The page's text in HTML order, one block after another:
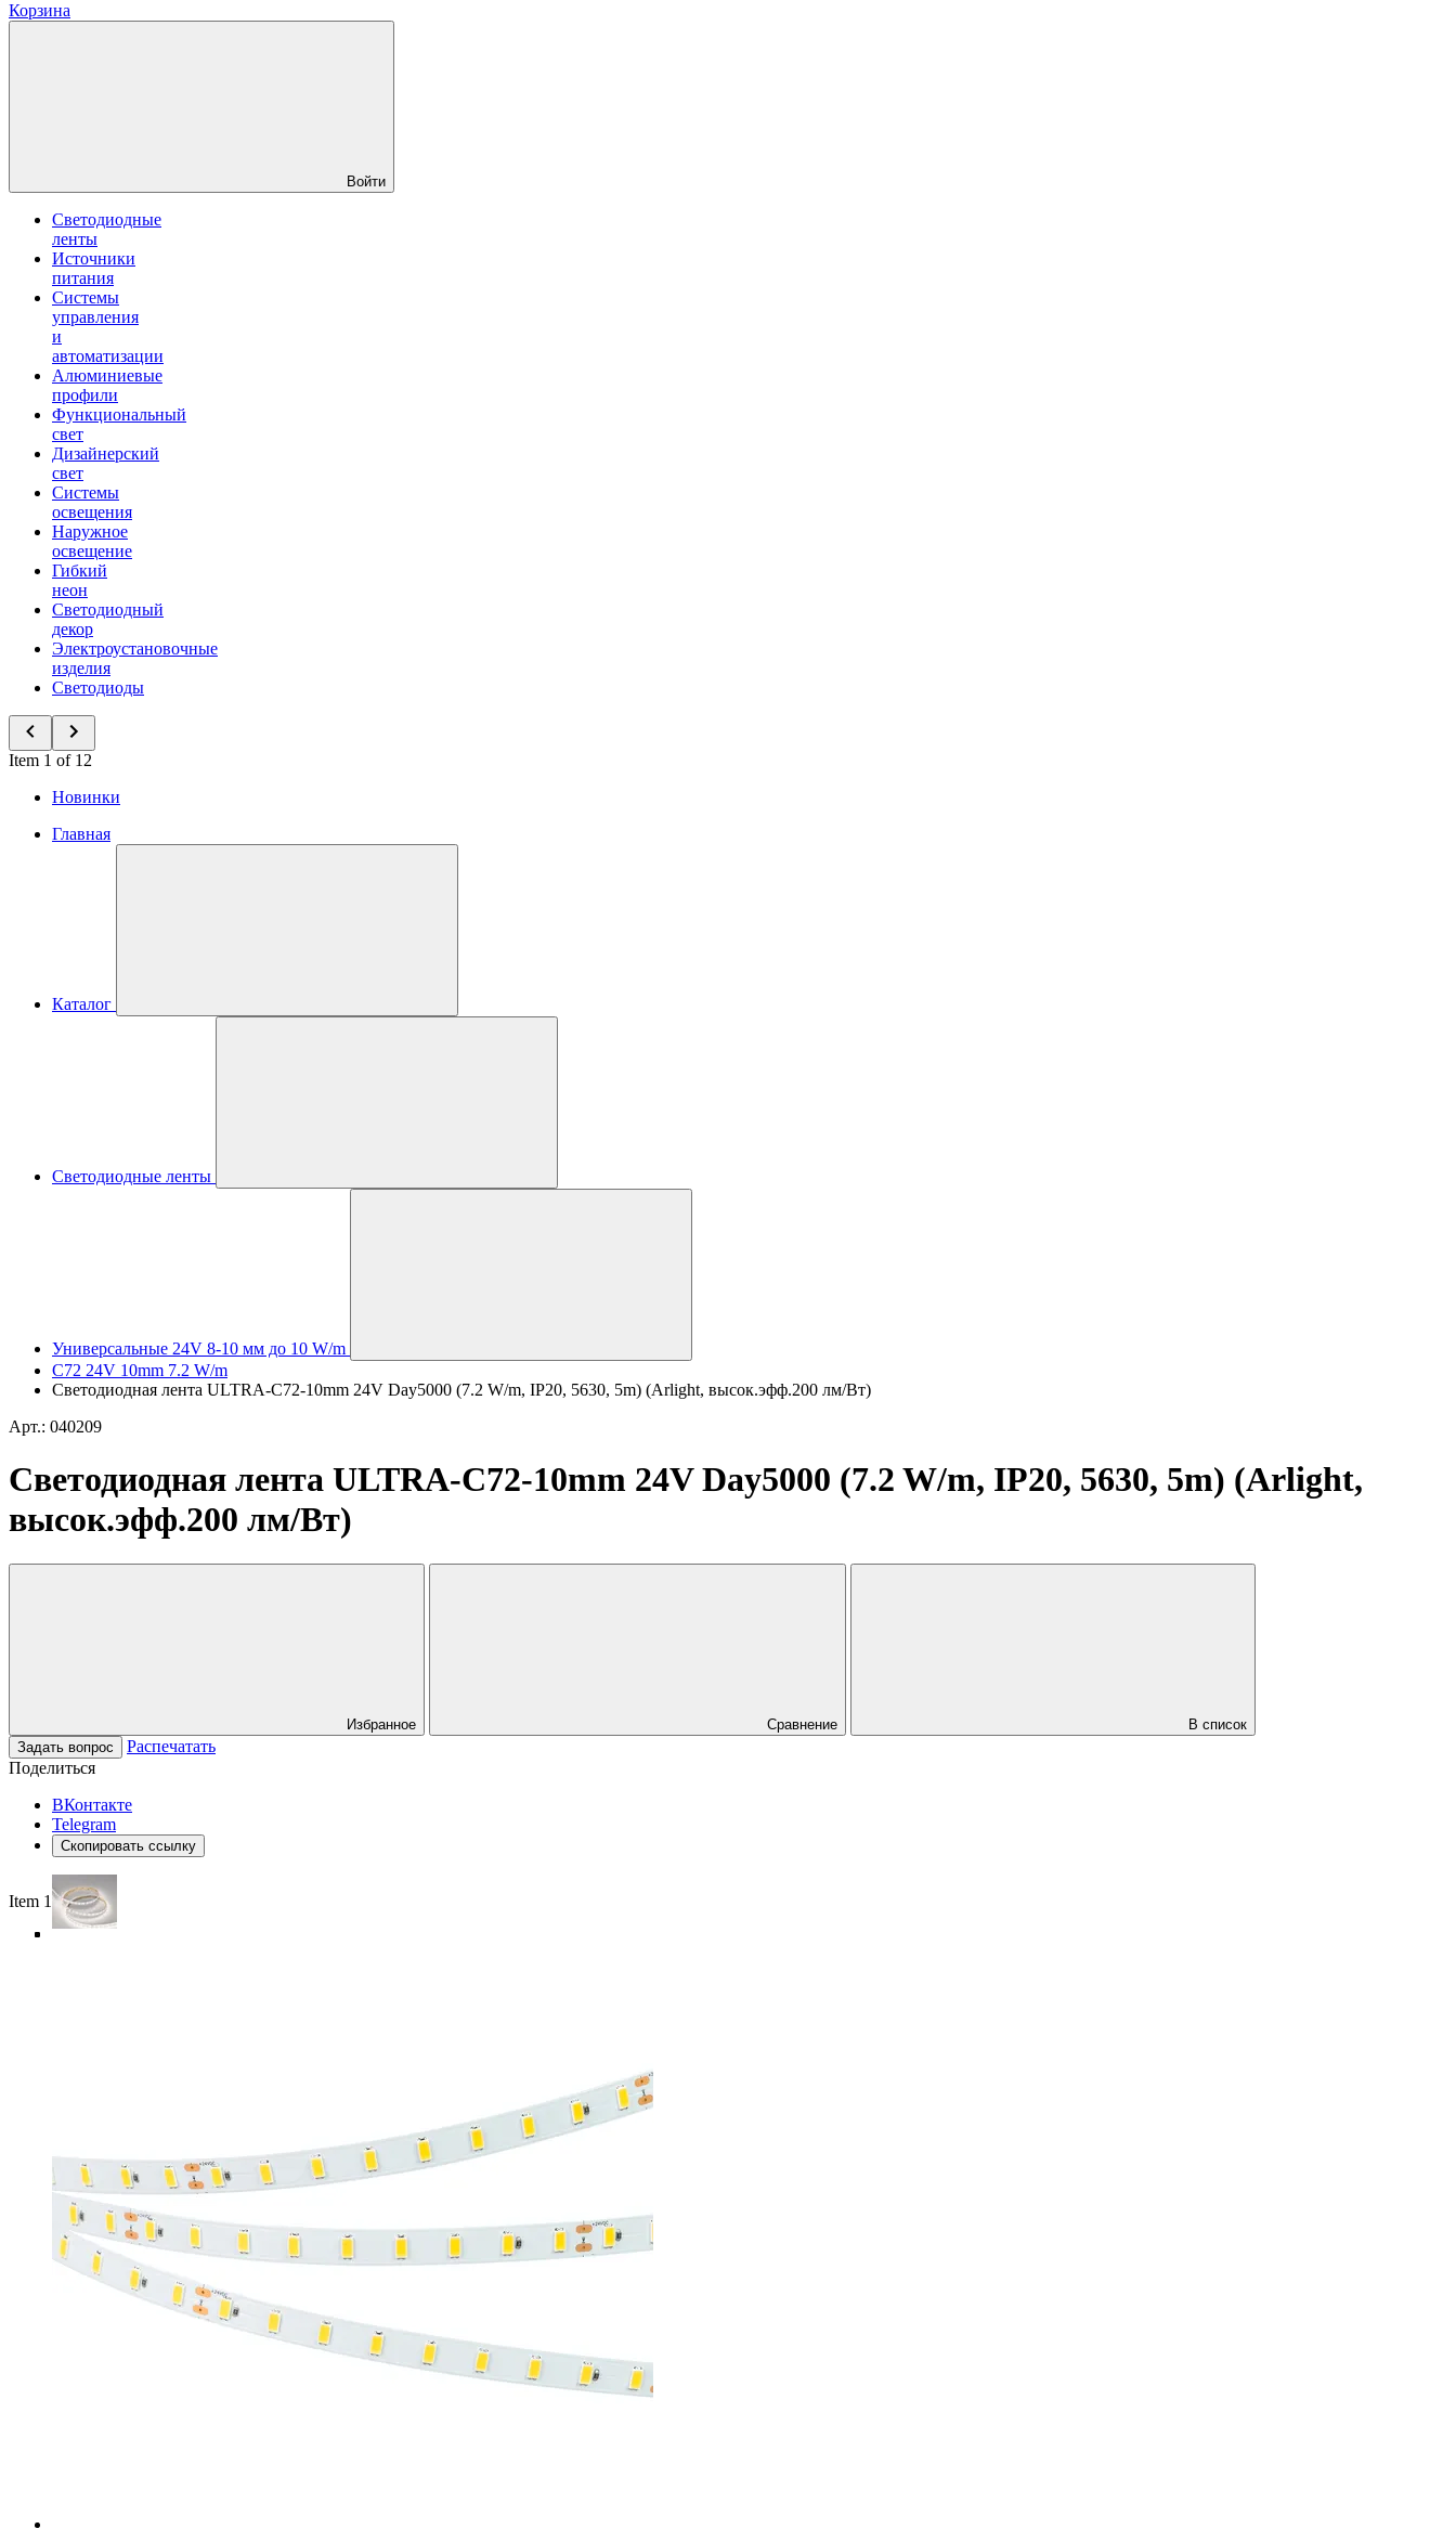
Корзина
Войти
Светодиодные
ленты
Источники
питания
Системы
управления
и
автоматизации
Алюминиевые
профили
Функциональный
свет
Дизайнерский
свет
Системы
освещения
Наружное
освещение
Гибкий
неон
Светодиодный
декор
Электроустановочные
изделия
Светодиоды
Item 1 of 12
Новинки
Главная
Каталог
Светодиодные ленты
Универсальные 24V 8-10 мм до 10 W/m
C72 24V 10mm 7.2 W/m
Светодиодная лента ULTRA-C72-10mm 24V Day5000 (7.2 W/m, IP20, 5630, 5m) (Arlight, высок.эфф.200 лм/Вт)
Арт.: 040209
Светодиодная лента ULTRA-C72-10mm 24V Day5000 (7.2 W/m, IP20, 5630, 5m) (Arlight,
высок.эфф.200 лм/Вт)
Избранное Сравнение
В список
Задать вопрос
Распечатать
Поделиться
ВКонтакте
Telegram
Скопировать ссылку
Item 1 of 5